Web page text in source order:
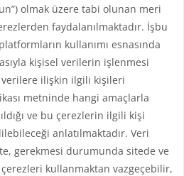
olmak üzere tabi olunan meri
faydalanılmaktadır. İşbu
kullanımı esnasında
kişisel verilerin işlenmesi
ilişkin ilgili kişileri
metninde hangi amaçlarla
ve bu çerezlerin ilgili kişi
anlatılmaktadır. Veri
gerekmesi durumunda sitede ve
kullanmaktan vazgeçebilir,